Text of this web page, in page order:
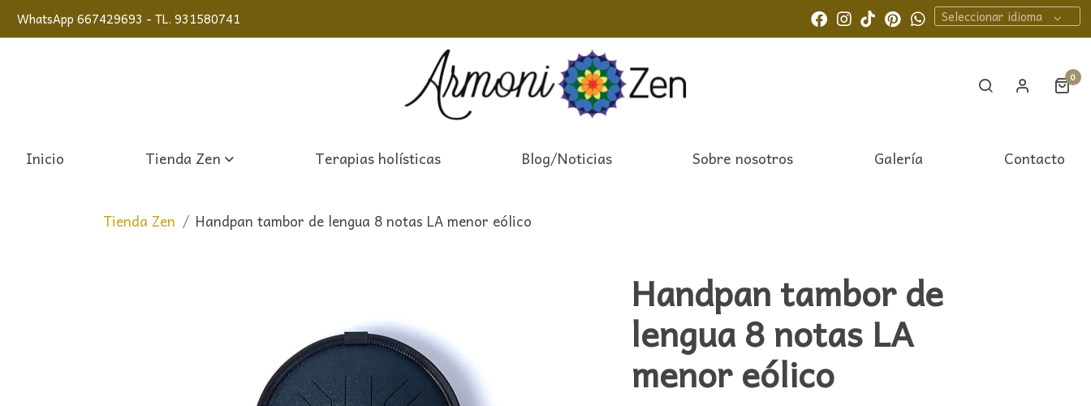
WhatsApp 667429693 - TL. 931580741 Seleccionar idioma
0
Inicio Tienda Zen Terapias holísticas Blog/Noticias Sobre nosotros Galería Contacto
Tienda Zen Handpan tambor de lengua 8 notas LA menor eólico
Handpan tambor de
lengua 8 notas LA
menor eólico